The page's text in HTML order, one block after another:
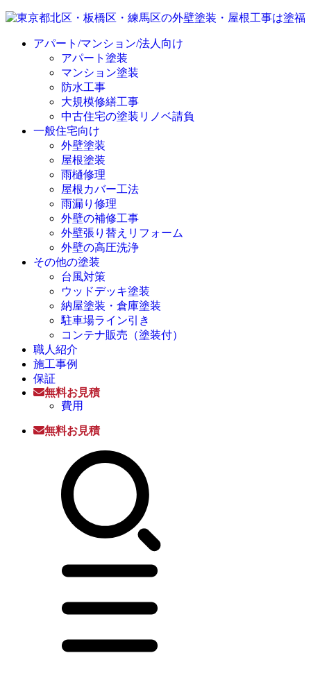
アパート/マンション/法人向け
アパート塗装
マンション塗装
防水工事
大規模修繕工事
中古住宅の塗装リノベ請負
一般住宅向け
外壁塗装
屋根塗装
雨樋修理
屋根カバー工法
雨漏り修理
外壁の補修工事
外壁張り替えリフォーム
外壁の高圧洗浄
その他の塗装
台風対策
ウッドデッキ塗装
納屋塗装・倉庫塗装
駐車場ライン引き
コンテナ販売（塗装付）
職人紹介
施工事例
保証
無料お見積
費用
無料お見積